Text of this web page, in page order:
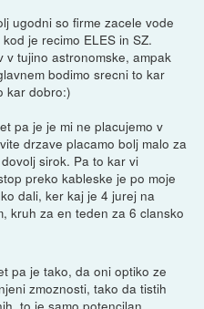
ugodni so firme zacele vode
je recimo ELES in SZ.
tujino astronomske, ampak
bodimo srecni to kar
kar dobro:)
pa je je mi ne placujemo v
drzave placamo bolj malo za
sirok. Pa to kar vi
preko kableske je po moje
dali, ker kaj je 4 jurej na
kruh za en teden za 6 clansko
pa je tako, da oni optiko ze
zmoznosti, tako da tistih
to je samo potencilan